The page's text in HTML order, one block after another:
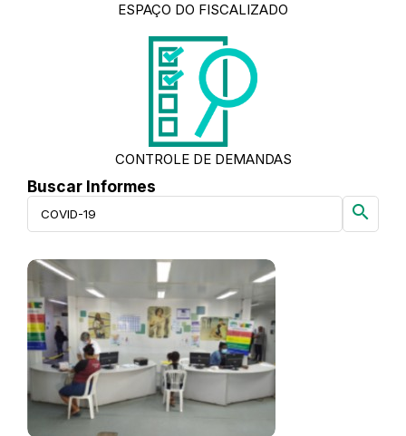
ESPAÇO DO FISCALIZADO
CONTROLE DE DEMANDAS
Buscar Informes
search